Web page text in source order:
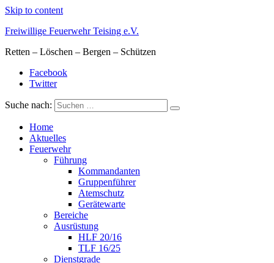
Skip to content
Freiwillige Feuerwehr Teising e.V.
Retten – Löschen – Bergen – Schützen
Facebook
Twitter
Suche nach:
Home
Aktuelles
Feuerwehr
Führung
Kommandanten
Gruppenführer
Atemschutz
Gerätewarte
Bereiche
Ausrüstung
HLF 20/16
TLF 16/25
Dienstgrade